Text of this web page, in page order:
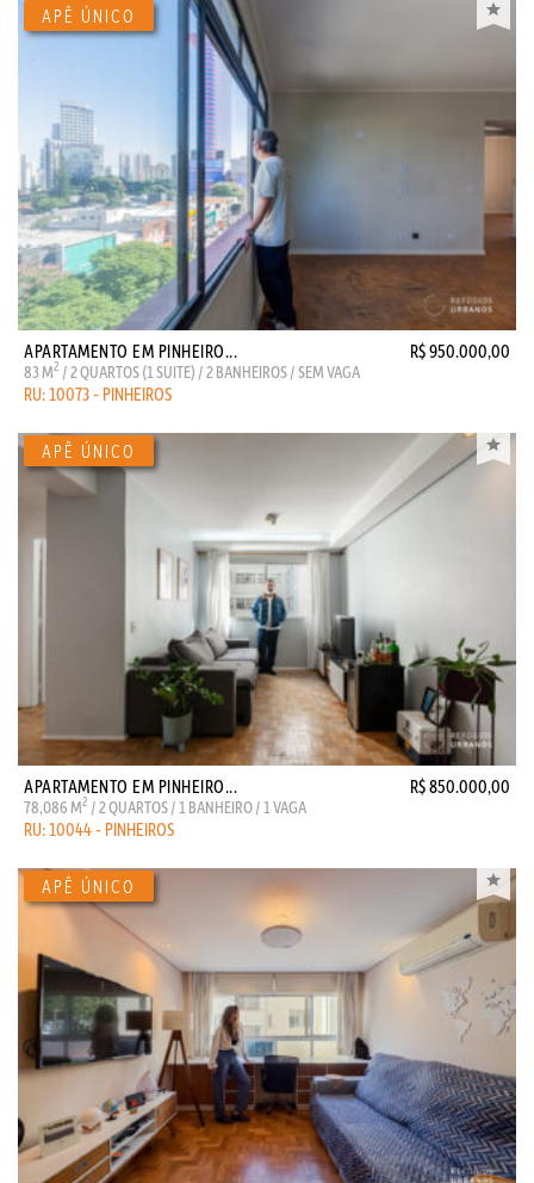
APARTAMENTO EM PINHEIRO... R$ 950.000,00
83 M2 / 2 QUARTOS (1 SUITE) / 2 BANHEIROS / SEM VAGA
RU: 10073 - PINHEIROS
APARTAMENTO EM PINHEIRO... R$ 850.000,00
78,086 M2 / 2 QUARTOS / 1 BANHEIRO / 1 VAGA
RU: 10044 - PINHEIROS